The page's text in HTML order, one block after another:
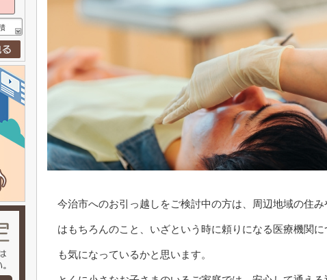
今治市へのお引っ越しをご検討中の方は、周辺地域の住み
はもちろんのこと、いざという時に頼りになる医療機関に
も気になっているかと思います。